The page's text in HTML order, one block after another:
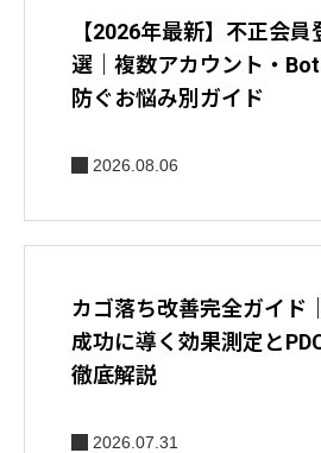
【2026年最新】不正会員
選｜複数アカウント・
防ぐお悩み別ガイド
2026.08.06
カゴ落ち改善完全ガイド
成功に導く効果測定と
徹底解説
2026.07.31